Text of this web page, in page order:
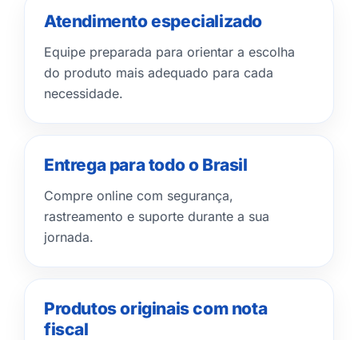
Atendimento especializado
Equipe preparada para orientar a escolha
do produto mais adequado para cada
necessidade.
Entrega para todo o Brasil
Compre online com segurança,
rastreamento e suporte durante a sua
jornada.
Produtos originais com nota
fiscal